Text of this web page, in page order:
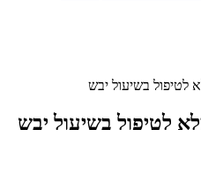
לטיפול בשיעול יבש
לטיפול בשיעול יבש